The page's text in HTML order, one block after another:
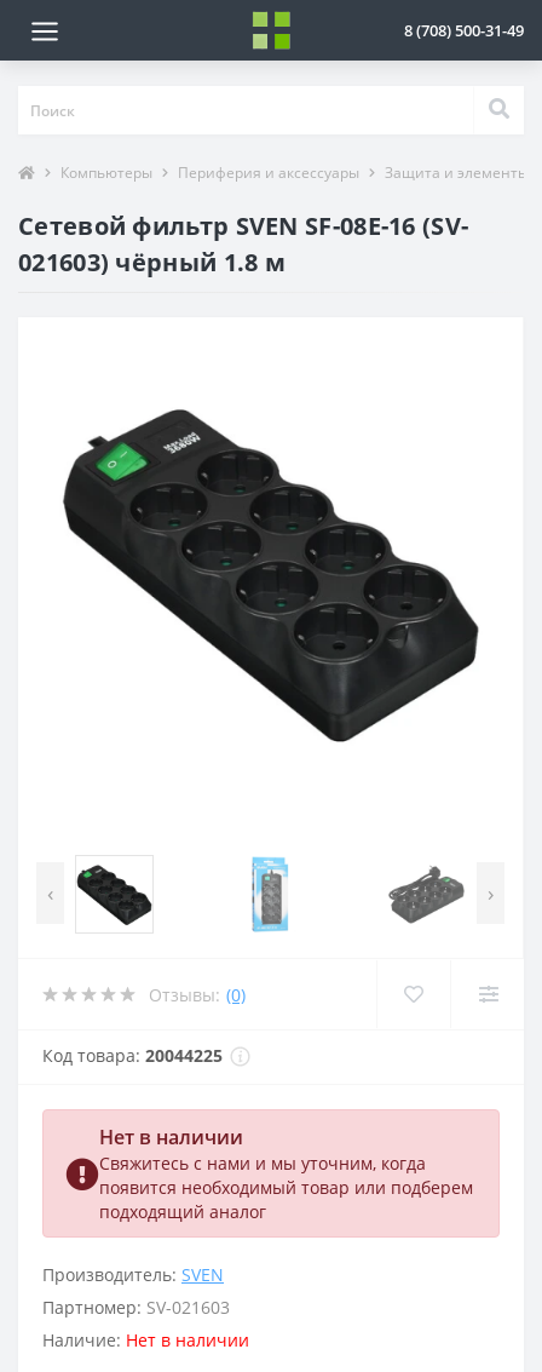
8 (708) 500-31-49
Компьютеры Периферия и аксессуары Защита и элементы
Сетевой фильтр SVEN SF-08E-16 (SV-
021603) чёрный 1.8 м
‹ ›
Отзывы: (0)
Код товара: 20044225
Нет в наличии
Свяжитесь с нами и мы уточним, когда
появится необходимый товар или подберем
подходящий аналог
Производитель: SVEN
Партномер: SV-021603
Наличие: Нет в наличии